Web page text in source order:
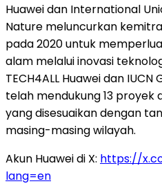
Huawei dan International
Nature meluncurkan
pada 2020 untuk
alam melalui inovasi
TECH4ALL Huawei dan
telah mendukung 13 proyek
yang disesuaikan dengan
masing-masing wilayah.
Akun Huawei di X: https://
lang=en